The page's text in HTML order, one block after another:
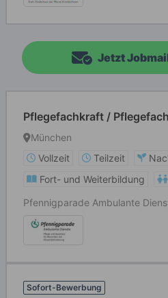
Jetzt
Pflegefachkraft /
München
Vollzeit
Teilzeit
Fort- und Weiterbildung
Pfennigparade Ambulante
Sofort-Bewerbung